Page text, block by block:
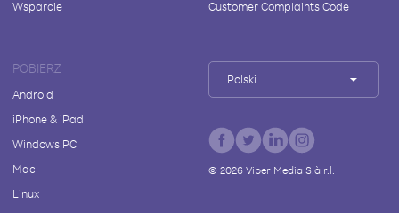
Wsparcie
Customer Complaints Code
POBIERZ
Android
iPhone & iPad
Windows PC
Mac
Linux
Polski
© 2026Viber Media S.à r.l.